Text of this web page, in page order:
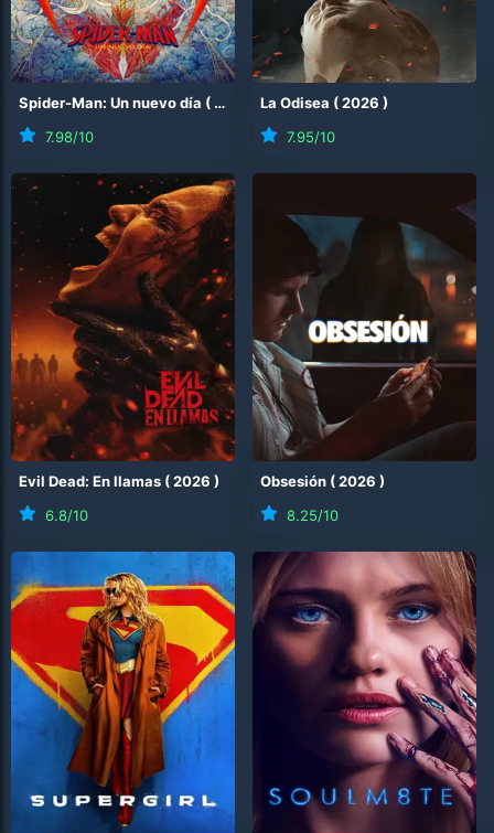
Spider-Man: Un nuevo día ( 2026
7.98/10
La Odisea (2026 )
7.95/10
Evil Dead: En llamas (2026 )
6.8/10
Obsesión (2026 )
8.25/10